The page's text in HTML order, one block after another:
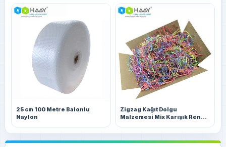
25 cm 100 Metre Balonlu
Naylon
Zigzag Kağıt Dolgu
Malzemesi Mix Karışık Renk